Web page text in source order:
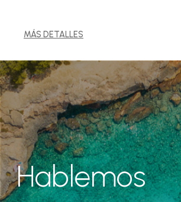
MÁS DETALLES
Hablemos